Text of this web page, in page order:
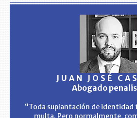
JUAN JOSÉ
Abogado
“Toda suplantación de identidad
multa. Pero normalmente,